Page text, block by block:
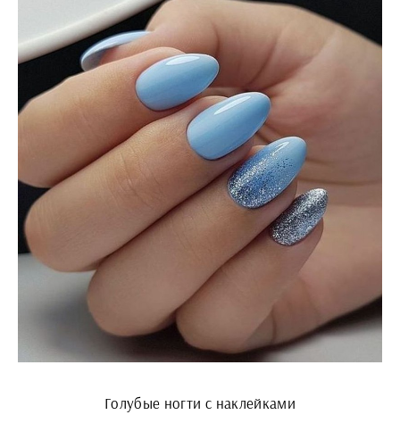
Голубые ногти с наклейками